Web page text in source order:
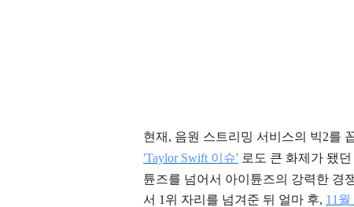
현재, 음원 스트리밍 서비스의 빅2를
'Taylor Swift 이슈' 로도 큰 화제가 됐던
튠즈를 넘어서 아이튠즈의 강력한 경
서 1위 자리를 넘겨준 뒤 얼마 후, 11월